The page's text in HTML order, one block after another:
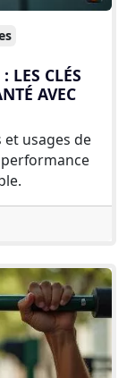
LES CLÉS
AVEC
usages de